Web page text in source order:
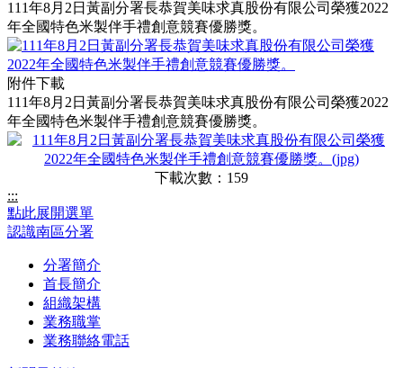
111年8月2日黃副分署長恭賀美味求真股份有限公司榮獲2022
年全國特色米製伴手禮創意競賽優勝獎。
附件下載
111年8月2日黃副分署長恭賀美味求真股份有限公司榮獲2022
年全國特色米製伴手禮創意競賽優勝獎。
下載次數：159
:::
點此展開選單
認識南區分署
分署簡介
首長簡介
組織架構
業務職掌
業務聯絡電話